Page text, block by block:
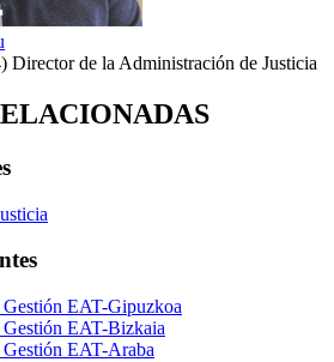
Director de la Administración de Justicia
EAT-Gipuzkoa
EAT-Bizkaia
EAT-Araba